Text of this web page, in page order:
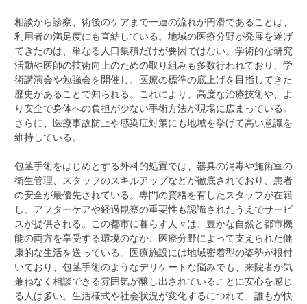
相談から診察、術後のケアまで一連の流れが円滑であることは、
利用者の満足度にも直結している。地域の医療分野が発展を遂げ
てきたのは、単なる人口集積だけが要因ではない。学術的な研究
活動や医師の技術向上のための取り組みも多数行われており、学
術講演会や勉強会を開催し、医療の標準の底上げを目指してきた
歴史があることで知られる。これにより、高度な治療技術や、よ
り安全で身体への負担が少ない手術方法が現場に広まっている。
さらに、医療事故防止や感染症対策にも地域を挙げて高い意識を
維持している。
包茎手術をはじめとする外科的処置では、器具の消毒や施術室の
衛生管理、スタッフのスキルアップなどが徹底されており、患者
の安全が最優先されている。専門の資格を有したスタッフが在籍
し、アフターケアや経過観察の重要性も認識されたうえでサービ
スが提供される。この都市に暮らす人々は、豊かな自然と都市機
能の両方を享受する環境のなか、医療分野によって支えられた健
康的な生活を送っている。医療施設には地域密着型の姿勢が根付
いており、包茎手術のようなデリケートな悩みでも、来院者が気
兼ねなく相談できる雰囲気が醸し出されていることに安心を感じ
る人は多い。生活様式や社会状況が変化するにつれて、誰もが快